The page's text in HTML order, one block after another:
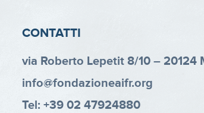
CONTATTI
via Roberto Lepetit 8/10 – 20124
info@fondazioneaifr.org
Tel: +39 02 47924880